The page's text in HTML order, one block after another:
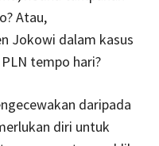
Atau,
Jokowi dalam kasus
tempo hari?
daripada
diri untuk